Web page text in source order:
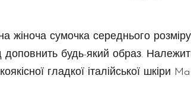
жіноча сумочка середнього
доповнить будь-який образ.
гладкої італійської шкіри